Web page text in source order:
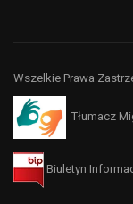
Wszelkie Prawa
Tłumacz
Biuletyn